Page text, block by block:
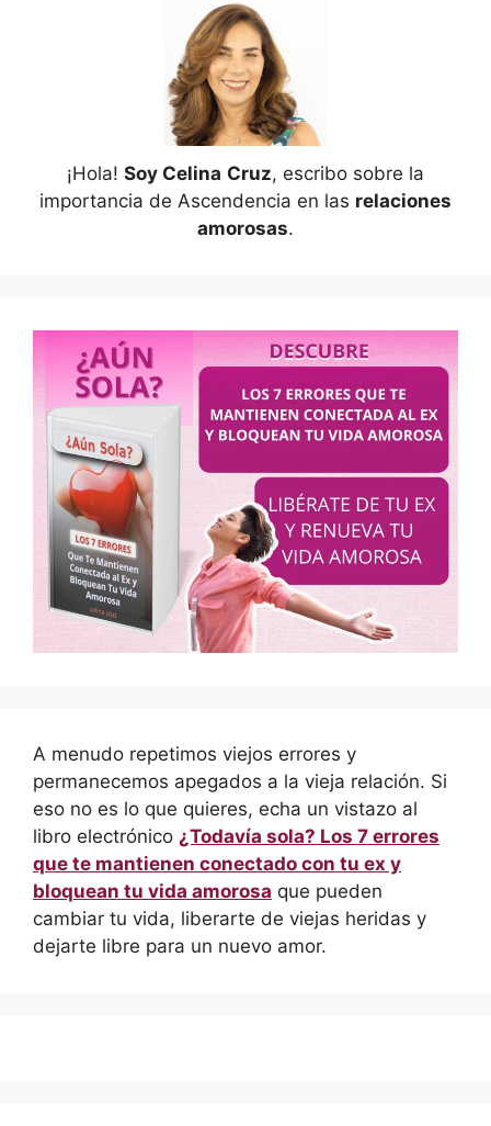
¡Hola! Soy Celina Cruz, escribo sobre la
importancia de Ascendencia en las relaciones
amorosas.
A menudo repetimos viejos errores y
permanecemos apegados a la vieja relación. Si
eso no es lo que quieres, echa un vistazo al
libro electrónico ¿Todavía sola? Los 7 errores
que te mantienen conectado con tu ex y
bloquean tu vida amorosa que pueden
cambiar tu vida, liberarte de viejas heridas y
dejarte libre para un nuevo amor.